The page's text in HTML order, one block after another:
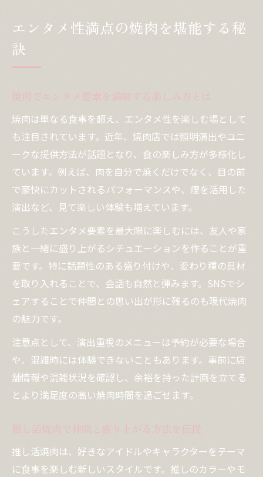
エンタメ性満点の焼肉を堪能する秘
訣
焼肉でエンタメ要素を満喫する楽しみ方とは
焼肉は単なる食事を超え、エンタメ性を楽しむ場として
も注目されています。近年、焼肉店では照明演出やユニ
ークな提供方法が話題となり、食の楽しみ方が多様化し
ています。例えば、肉を自分で焼くだけでなく、目の前
で豪快にカットされるパフォーマンスや、煙を活用した
演出など、見て楽しい体験も増えています。
こうしたエンタメ要素を最大限に楽しむには、友人や家
族と一緒に盛り上がるシチュエーションを作ることが重
要です。特に話題性のある盛り付けや、変わり種の具材
を取り入れることで、会話も自然と弾みます。SNSでシ
ェアすることで仲間との思い出が形に残るのも現代焼肉
の魅力です。
注意点として、演出重視のメニューは予約が必要な場合
や、混雑時には体験できないこともあります。事前に店
舗情報や混雑状況を確認し、余裕を持った計画を立てる
とより満足度の高い焼肉時間を過ごせます。
推し活焼肉で仲間と盛り上がる方法を伝授
推し活焼肉は、好きなアイドルやキャラクターをテーマ
に食事を楽しむ新しいスタイルです。推しのカラーやモ